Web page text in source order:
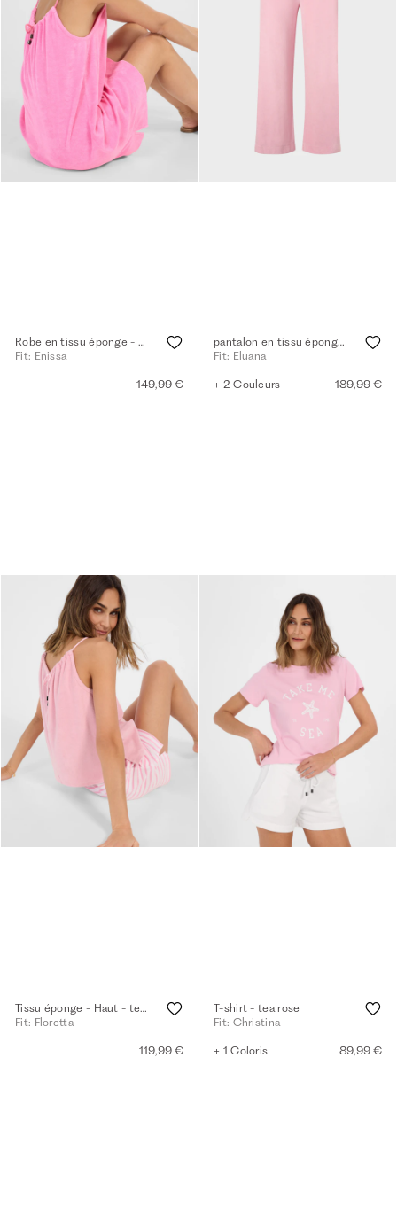
Robe en tissu éponge - begonia pink
Fit: Enissa
149,99 €
pantalon en tissu éponge - tea rose
Fit: Eluana
+ 2 Couleurs 189,99 €
Tissu éponge - Haut - tea rose
Fit: Floretta
119,99 €
T-shirt - tea rose
Fit: Christina
+ 1 Coloris 89,99 €